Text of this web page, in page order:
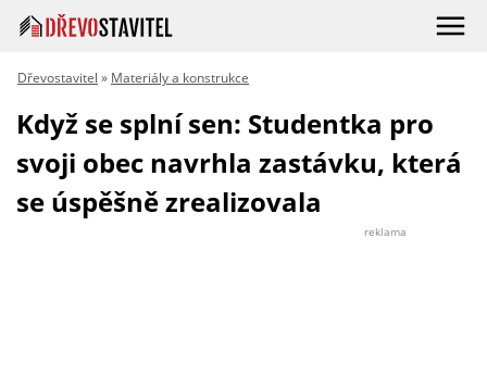
Dřevostavitel » Materiály a konstrukce
Když se splní sen: Studentka pro
svoji obec navrhla zastávku, která
se úspěšně zrealizovala
reklama